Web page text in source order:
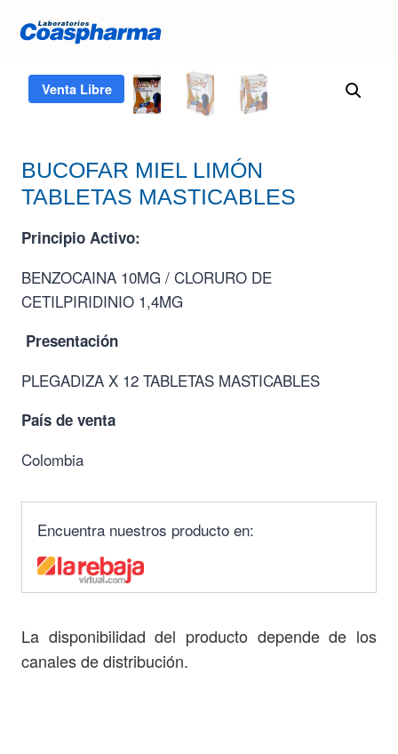
Inicio/Tienda /BUCOFAR MIEL LIMÓN TABLETAS
MASTICABLES
Venta Libre
BUCOFAR MIEL LIMÓN
TABLETAS MASTICABLES
Principio Activo:
BENZOCAINA 10MG / CLORURO DE
CETILPIRIDINIO 1,4MG
Presentación
PLEGADIZA X 12 TABLETAS MASTICABLES
País de venta
Colombia
Encuentra nuestros producto en:
La disponibilidad del producto depende de los
canales de distribución.